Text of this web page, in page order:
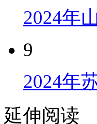
2024年
9
2024年
延伸阅读